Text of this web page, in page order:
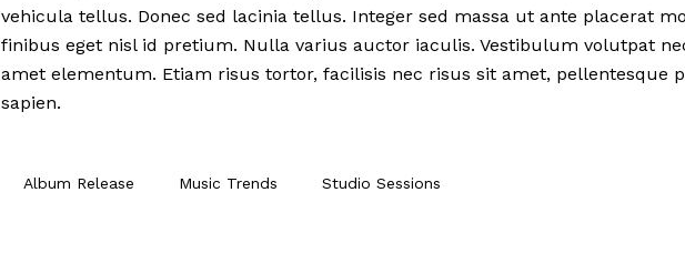
vehicula tellus. Donec sed lacinia tellus. Integer sed massa ut ante placerat
finibus eget nisl id pretium. Nulla varius auctor iaculis. Vestibulum volutpat
amet elementum. Etiam risus tortor, facilisis nec risus sit amet, pellentesque
sapien.
Album Release Music Trends Studio Sessions